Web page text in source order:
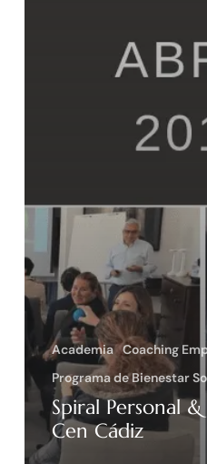
Academia Coaching
Programa de Bienestar
Spiral Personal &
Cen Cádiz